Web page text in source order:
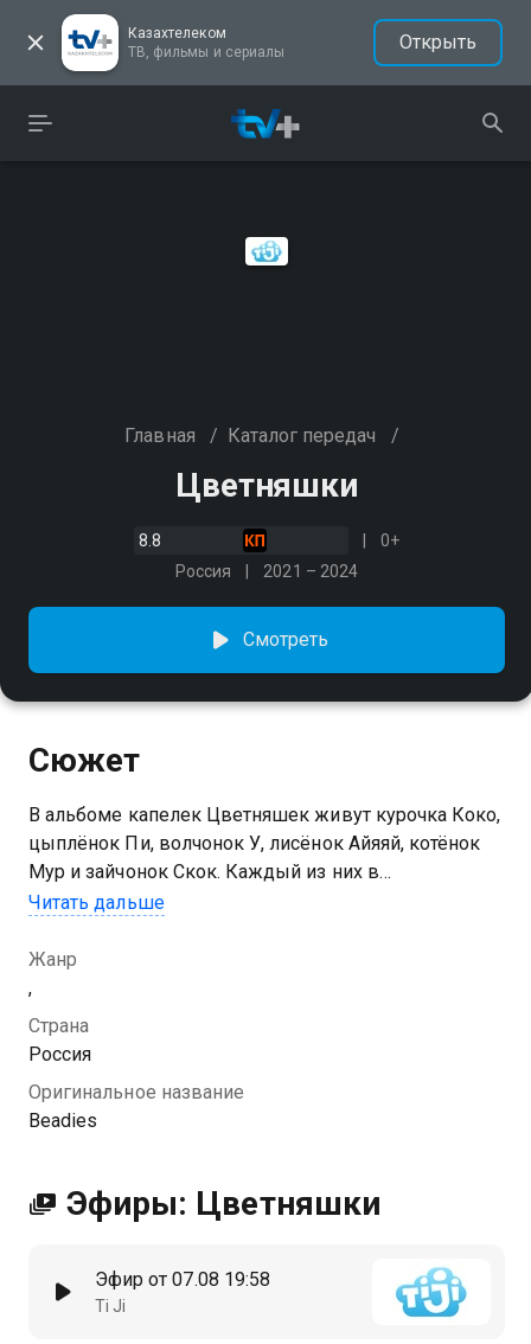
Казахтелеком
ТВ, фильмы и сериалы
Открыть
Главная / Каталог передач /
Цветняшки
8.8
0+
Россия
2021 – 2024
Смотреть
Сюжет
В альбоме капелек Цветняшек живут курочка Коко,
цыплёнок Пи, волчонок У, лисёнок Айяяй, котёнок
Мур и зайчонок Скок. Каждый из них в
интерактивной форме развивает разные навыки
физические, сенсорные и другие
Читать дальше
Жанр
,
Страна
Россия
Оригинальное название
Beadies
Эфиры: Цветняшки
Эфир от 07.08 19:58
Ti Ji